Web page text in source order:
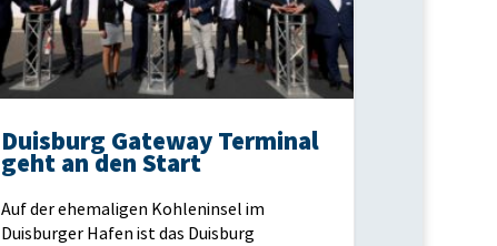
Duisburg Gateway Terminal
geht an den Start
Auf der ehemaligen Kohleninsel im
Duisburger Hafen ist das Duisburg